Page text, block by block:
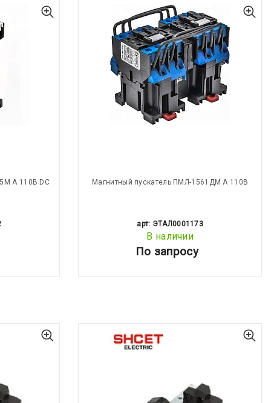
А 110В DC Магнитный пускатель ПМЛ-1561ДМ А 110В
арт: ЭТАЛ0001173
В наличии
По запросу